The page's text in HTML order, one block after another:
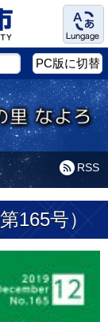
Language
PC版に切替
RSS
165号）